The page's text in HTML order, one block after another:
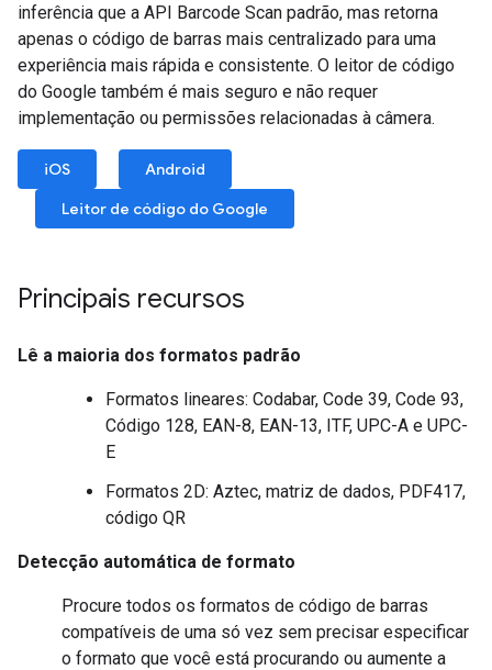
inferência que a API Barcode Scan padrão, mas retorna
apenas o código de barras mais centralizado para uma
experiência mais rápida e consistente. O leitor de código
do Google também é mais seguro e não requer
implementação ou permissões relacionadas à câmera.
iOS
Android
Leitor de código do Google
Principais recursos
Lê a maioria dos formatos padrão
Formatos lineares: Codabar, Code 39, Code 93,
Código 128, EAN-8, EAN-13, ITF, UPC-A e UPC-
E
Formatos 2D: Aztec, matriz de dados, PDF417,
código QR
Detecção automática de formato
Procure todos os formatos de código de barras
compatíveis de uma só vez sem precisar especificar
o formato que você está procurando ou aumente a